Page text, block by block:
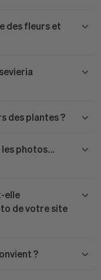
des fleurs et
des plantes ?
photos...
elle
de votre site
?